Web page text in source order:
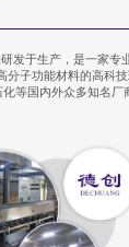
发于生产，是一家专
分子功能材料的高科
等国内外众多知名厂